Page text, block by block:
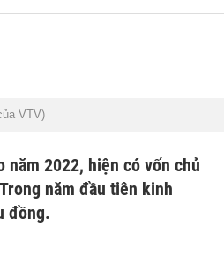
VTV)
năm 2022, hiện có vốn chủ
năm đầu tiên kinh
đồng.